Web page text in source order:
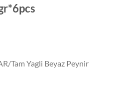
Tam Yagli Beyaz Peynir